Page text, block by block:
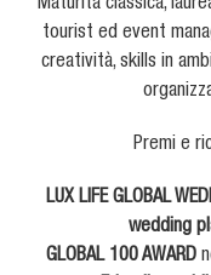
Maturità classica,
tourist ed event
creatività, skills in
Premi e
LUX LIFE GLOBAL
wedding
GLOBAL 100 AWARD